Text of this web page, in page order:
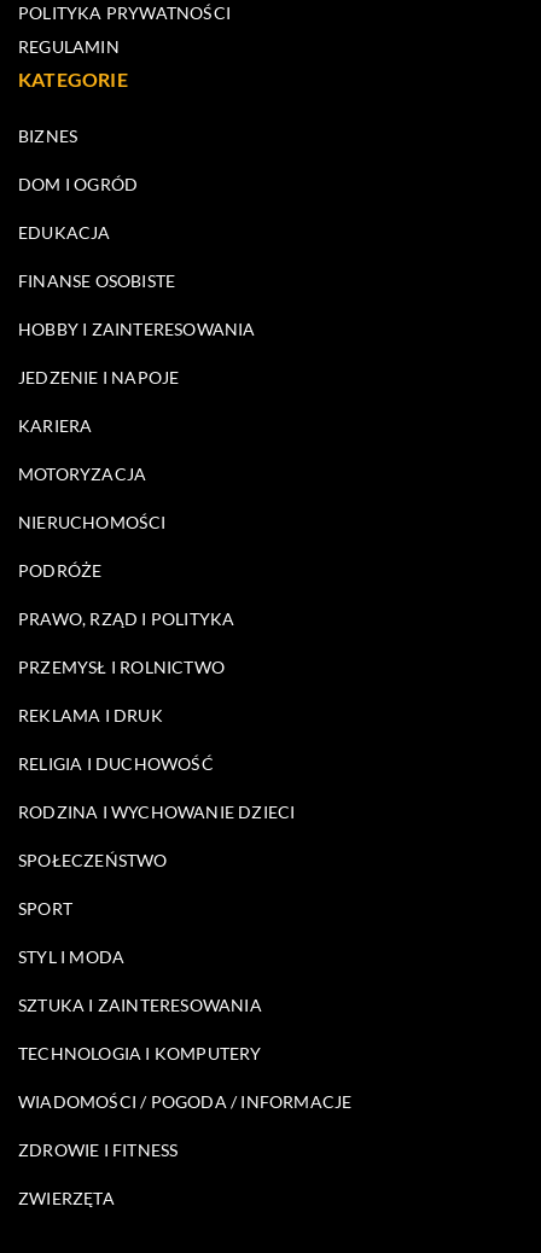
POLITYKA PRYWATNOŚCI
REGULAMIN
KATEGORIE
BIZNES
DOM I OGRÓD
EDUKACJA
FINANSE OSOBISTE
HOBBY I ZAINTERESOWANIA
JEDZENIE I NAPOJE
KARIERA
MOTORYZACJA
NIERUCHOMOŚCI
PODRÓŻE
PRAWO, RZĄD I POLITYKA
PRZEMYSŁ I ROLNICTWO
REKLAMA I DRUK
RELIGIA I DUCHOWOŚĆ
RODZINA I WYCHOWANIE DZIECI
SPOŁECZEŃSTWO
SPORT
STYL I MODA
SZTUKA I ZAINTERESOWANIA
TECHNOLOGIA I KOMPUTERY
WIADOMOŚCI / POGODA / INFORMACJE
ZDROWIE I FITNESS
ZWIERZĘTA